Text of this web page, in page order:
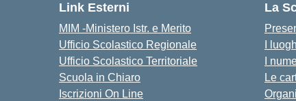
Link Esterni
MIM -Ministero Istr. e Merito
Ufficio Scolastico Regionale
Ufficio Scolastico Territoriale
Scuola in Chiaro
Iscrizioni On Line
La
I
I
Le